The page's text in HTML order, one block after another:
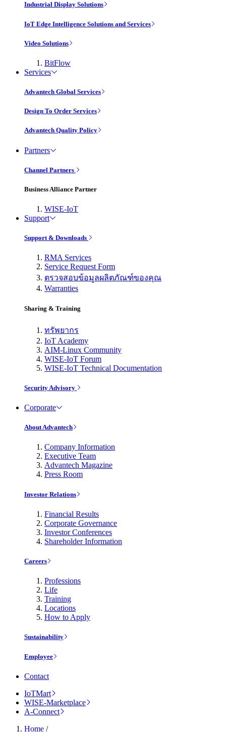
Industrial Display Solutions
IoT Edge Intelligence Solutions and Services
Video Solutions
BitFlow
Services
Advantech Global Services
Design To Order Services
Advantech Quality Policy
Partners
Channel Partners
Business Alliance Partner
WISE-IoT
Support
Support & Downloads
RMA Services
Service Request Form
ตรวจสอบข้อมูลผลิตภัณฑ์ของคุณ
Warranties
Sharing & Training
ทรัพยากร
IoT Academy
AIM-Linux Community
WISE-IoT Forum
WISE-IoT Technical Documentation
Security Advisory
Corporate
About Advantech
Company Information
Executive Team
Advantech Magazine
Press Room
Investor Relations
Financial Results
Corporate Governance
Investor Conferences
Shareholder Information
Careers
Professions
Life
Training
Locations
How to Apply
Sustainability
Employee
Contact
IoTMart
WISE-Marketplace
A-Connect
Home /